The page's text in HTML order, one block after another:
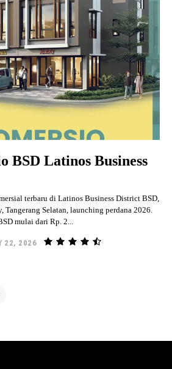
BSD Latinos Business
terbaru di Latinos Business District BSD,
Tangerang Selatan, launching perdana 2026.
mulai dari Rp. 2...
22, 2026